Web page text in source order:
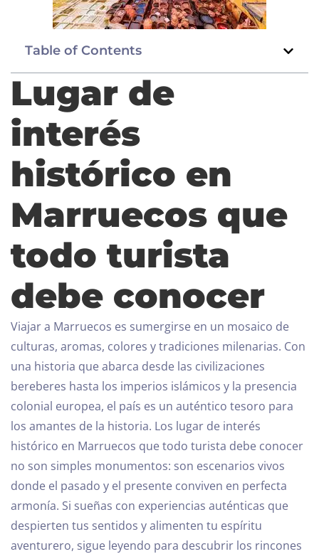
BOOK NOW
Table of Contents
Lugar de
interés
histórico en
Marruecos que
todo turista
debe conocer
Viajar a Marruecos es sumergirse en un mosaico de
culturas, aromas, colores y tradiciones milenarias. Con
una historia que abarca desde las civilizaciones
bereberes hasta los imperios islámicos y la presencia
colonial europea, el país es un auténtico tesoro para
los amantes de la historia. Los lugar de interés
histórico en Marruecos que todo turista debe conocer
no son simples monumentos: son escenarios vivos
donde el pasado y el presente conviven en perfecta
armonía. Si sueñas con experiencias auténticas que
despierten tus sentidos y alimenten tu espíritu
aventurero, sigue leyendo para descubrir los rincones